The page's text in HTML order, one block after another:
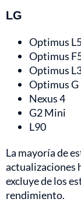
LG
Optimus
Optimus
Optimus
Optimus G
Nexus 4
G2 Mini
L90
La mayoría de
actualizaciones
excluye de los
rendimiento.